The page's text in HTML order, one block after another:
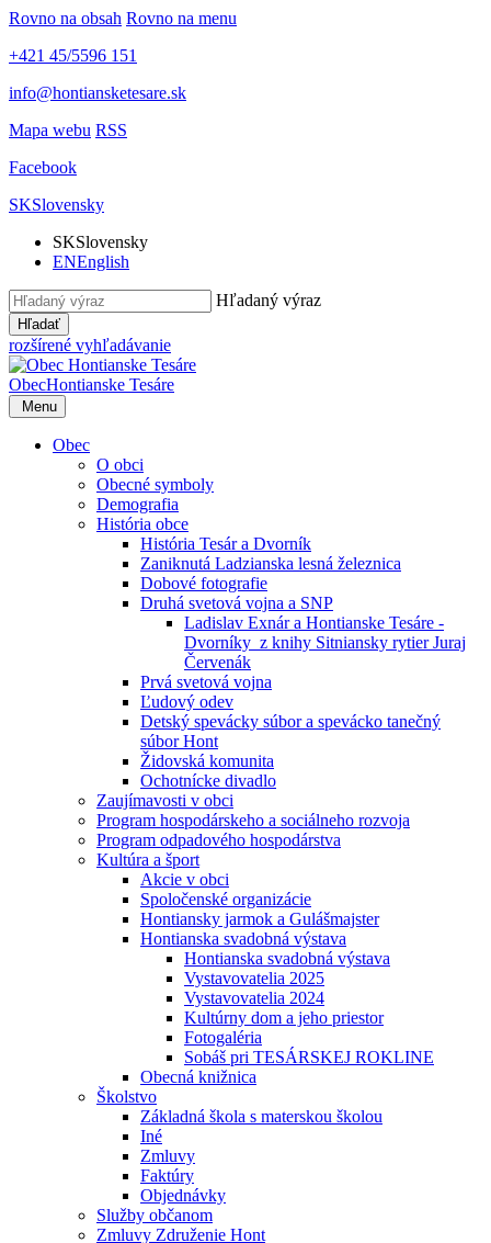
Rovno na obsah Rovno na menu
+421 45/5596 151
info@hontiansketesare.sk
Mapa webu RSS
Facebook
SKSlovensky
SKSlovensky
ENEnglish
Hľadaný výraz
Hľadať
rozšírené vyhľadávanie
ObecHontianske Tesáre
Menu
Obec
O obci
Obecné symboly
Demografia
História obce
História Tesár a Dvorník
Zaniknutá Ladzianska lesná železnica
Dobové fotografie
Druhá svetová vojna a SNP
Ladislav Exnár a Hontianske Tesáre -
Dvorníky z knihy Sitniansky rytier Juraj
Červenák
Prvá svetová vojna
Ľudový odev
Detský spevácky súbor a spevácko tanečný
súbor Hont
Židovská komunita
Ochotnícke divadlo
Zaujímavosti v obci
Program hospodárskeho a sociálneho rozvoja
Program odpadového hospodárstva
Kultúra a šport
Akcie v obci
Spoločenské organizácie
Hontiansky jarmok a Gulášmajster
Hontianska svadobná výstava
Hontianska svadobná výstava
Vystavovatelia 2025
Vystavovatelia 2024
Kultúrny dom a jeho priestor
Fotogaléria
Sobáš pri TESÁRSKEJ ROKLINE
Obecná knižnica
Školstvo
Základná škola s materskou školou
Iné
Zmluvy
Faktúry
Objednávky
Služby občanom
Zmluvy Združenie Hont